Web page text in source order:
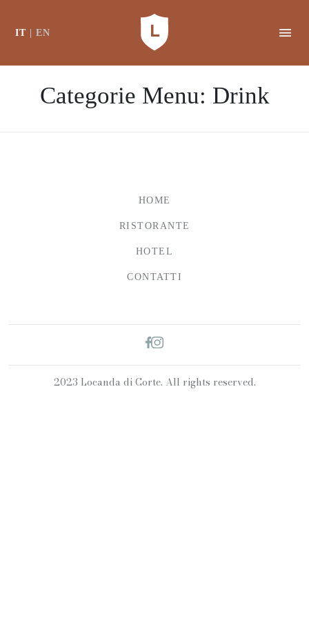
IT EN
Categorie Menu: Drink
HOME
RISTORANTE
HOTEL
CONTATTI
2023 Locanda di Corte. All rights reserved.